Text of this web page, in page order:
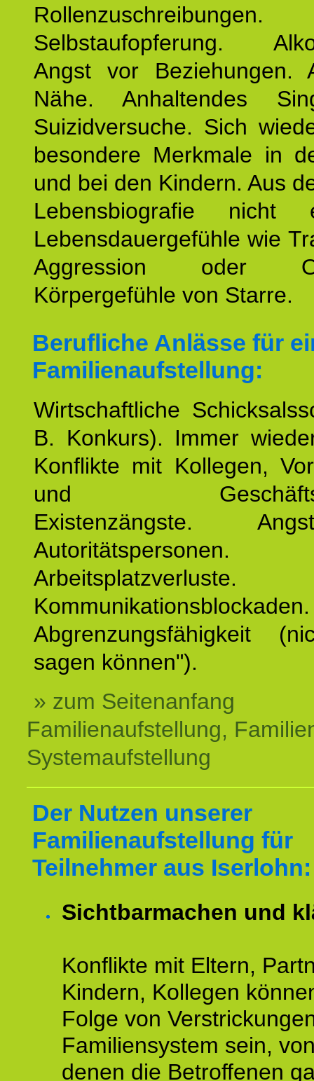
Rollenzuschreibungen.
Selbstaufopferung.
Angst vor Beziehungen.
Nähe. Anhaltendes
Suizidversuche. Sich
besondere Merkmale in
und bei den Kindern. Aus
Lebensbiografie nicht
Lebensdauergefühle wie
Aggression oder
Körpergefühle von Starre.
Berufliche Anlässe für
Familienaufstellung:
Wirtschaftliche
B. Konkurs). Immer
Konflikte mit Kollegen,
und
Existenzängste.
Autoritätspersonen.
Arbeitsplatzverluste.
Abgrenzungsfähigkeit
sagen können").
» zum Seitenanfang
Familienaufstellung,
Systemaufstellung
Der Nutzen unserer
Familienaufstellung für
Teilnehmer aus Iserlohn:
Sichtbarmachen und
Konflikte mit Eltern,
Kindern, Kollegen
Folge von
Familiensystem sein,
denen die Betroffenen